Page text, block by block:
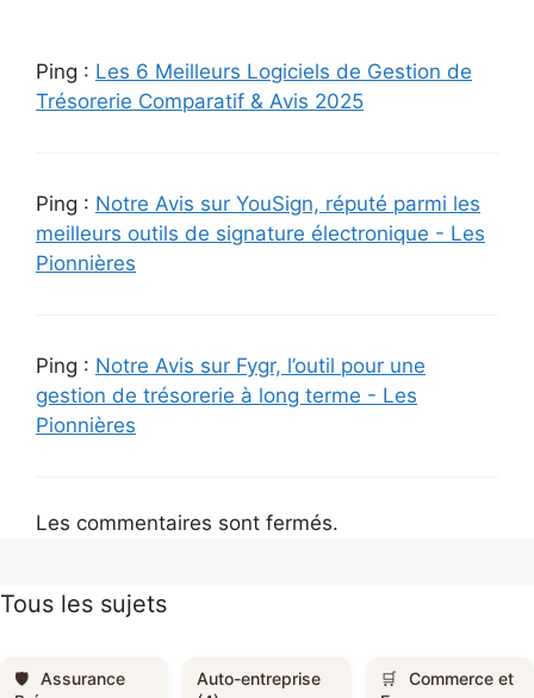
Ping : Les 6 Meilleurs Logiciels de Gestion de
Trésorerie Comparatif & Avis 2025
Ping : Notre Avis sur YouSign, réputé parmi les
meilleurs outils de signature électronique - Les
Pionnières
Ping : Notre Avis sur Fygr, l’outil pour une
gestion de trésorerie à long terme - Les
Pionnières
Les commentaires sont fermés.
Tous les sujets
Assurance
Auto-entreprise
Commerce et